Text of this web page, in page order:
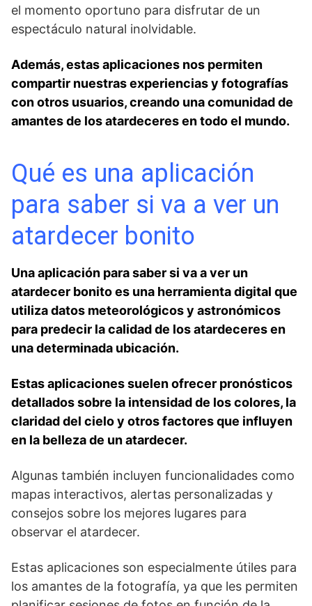
el⁢ momento oportuno para disfrutar de ​un
espectáculo natural inolvidable.
Además, estas aplicaciones nos permiten
compartir nuestras⁣ experiencias y fotografías
con otros usuarios, creando una comunidad de
amantes de los atardeceres en todo el mundo.
Qué es una aplicación
para saber si va a ver un
atardecer bonito
Una aplicación para ⁤saber ‌si va a ver un‌
atardecer bonito ‍es‌ una herramienta digital que
utiliza datos meteorológicos y astronómicos‌
para predecir la calidad‌ de los​ atardeceres en
una determinada ubicación.
Estas aplicaciones⁣ suelen ‍ofrecer pronósticos
detallados sobre⁤ la intensidad de los ⁣colores, la
claridad del cielo y otros factores ⁤que ⁣influyen
en la belleza de un atardecer.
Algunas también incluyen funcionalidades como
mapas interactivos, alertas personalizadas y
consejos sobre los mejores‌ lugares para
observar el atardecer.
Estas aplicaciones son especialmente útiles para
los⁢ amantes de la ⁤fotografía, ya que les ⁤permiten